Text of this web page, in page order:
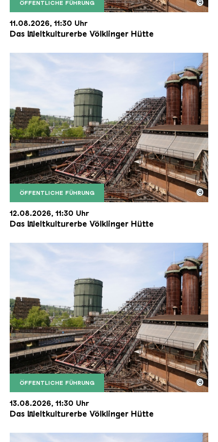
ÖFFENTLICHE FÜHRUNG
Der Erzschrägaufzug der Völklinger Hütte mit
Copyright: Weltkulturerbe Völklinger Hütte | Karl
©
11.08.2026, 11:30 Uhr
Das Weltkulturerbe Völklinger Hütte
ÖFFENTLICHE FÜHRUNG
Der Erzschrägaufzug der Völklinger Hütte mit
Copyright: Weltkulturerbe Völklinger Hütte | Karl
©
12.08.2026, 11:30 Uhr
Das Weltkulturerbe Völklinger Hütte
ÖFFENTLICHE FÜHRUNG
Der Erzschrägaufzug der Völklinger Hütte mit
Copyright: Weltkulturerbe Völklinger Hütte | Karl
©
13.08.2026, 11:30 Uhr
Das Weltkulturerbe Völklinger Hütte